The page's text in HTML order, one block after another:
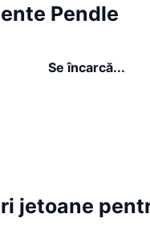
Pendle
Se încarcă...
jetoane